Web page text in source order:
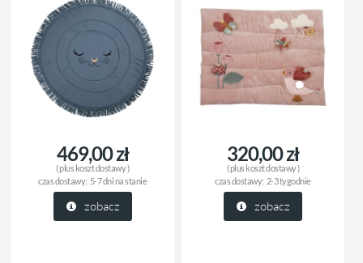
469,00 zł
( plus koszt dostawy)
czas dostawy: 5-7 dni na stanie
zobacz
320,00 zł
( plus koszt dostawy)
czas dostawy: 2-3 tygodnie
zobacz